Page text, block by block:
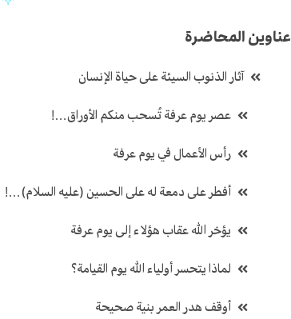
عناوين المحاضرة
آثار الذنوب السيئة على حياة الإنسان
عصر يوم عرفة تُسحب منكم الأوراق…!
رأس الأعمال في يوم عرفة
أفطر على دمعة له على الحسين (عليه السلام)…!
يؤخر الله عقاب هؤلاء إلى يوم عرفة
لماذا يتحسر أولياء الله يوم القيامة؟
أوقف هدر العمر بنية صحيحة